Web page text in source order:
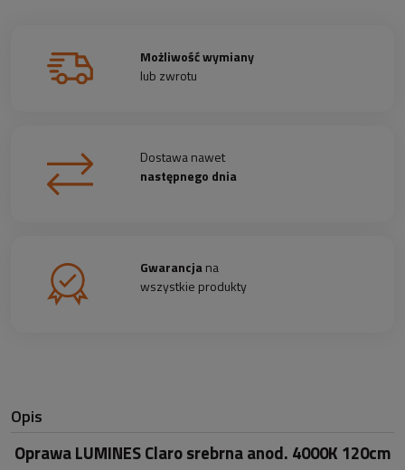
Możliwość wymiany
lub zwrotu
Dostawa nawet
następnego dnia
Gwarancjana
wszystkie produkty
Opis
Oprawa LUMINES Claro srebrna anod. 4000K 120cm